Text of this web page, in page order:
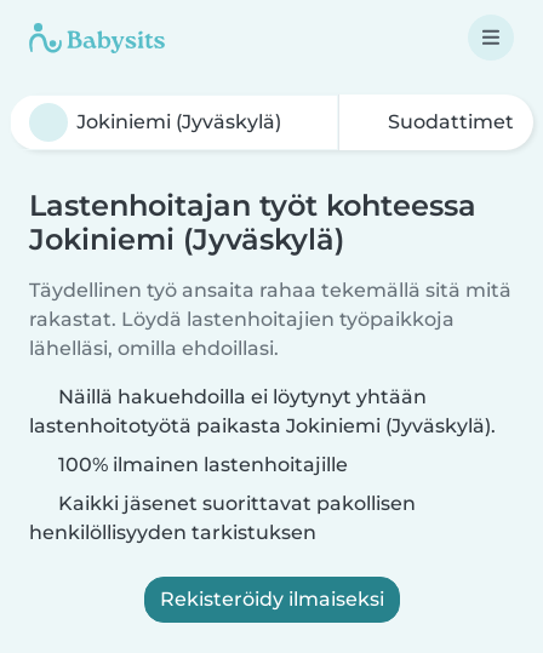
Suodattimet
Lastenhoitajan työt kohteessa
Jokiniemi (Jyväskylä)
Täydellinen työ ansaita rahaa tekemällä sitä mitä
rakastat. Löydä lastenhoitajien työpaikkoja
lähelläsi, omilla ehdoillasi.
Näillä hakuehdoilla ei löytynyt yhtään
lastenhoitotyötä paikasta Jokiniemi (Jyväskylä).
100% ilmainen lastenhoitajille
Kaikki jäsenet suorittavat pakollisen
henkilöllisyyden tarkistuksen
Rekisteröidy ilmaiseksi